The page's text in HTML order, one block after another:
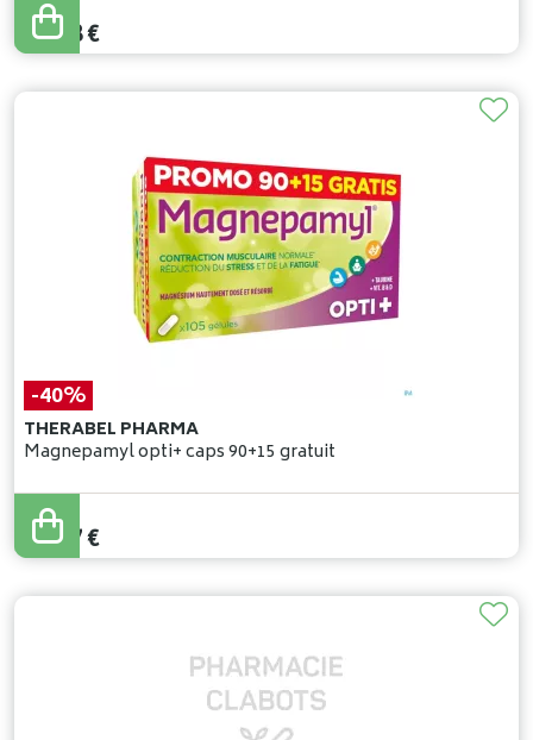
36,20
32,58€
-40%
THERABEL PHARMA
Magnepamyl opti+ caps 90+15 gratuit
28,61
17,17€